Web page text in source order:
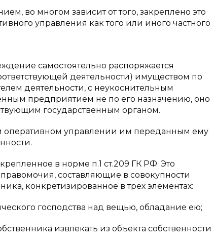
во многом зависит от того, закреплено это
управления как того или иного частного
самостоятельно распоряжается
деятельности) имуществом по
деятельности, с неукоснительным
предприятием не по его назначению, оно
государственным органом.
управлении им переданным ему
в норме п.1 ст.209 ГК РФ. Это
составляющие в совокупности
конкретизированное в трех элементах:
господства над вещью, обладание ею;
извлекать из объекта собственности